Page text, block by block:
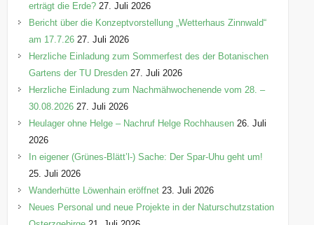
erträgt die Erde? 27. Juli 2026
Bericht über die Konzeptvorstellung „Wetterhaus Zinnwald“
am 17.7.26 27. Juli 2026
Herzliche Einladung zum Sommerfest des der Botanischen
Gartens der TU Dresden 27. Juli 2026
Herzliche Einladung zum Nachmähwochenende vom 28. –
30.08.2026 27. Juli 2026
Heulager ohne Helge – Nachruf Helge Rochhausen 26. Juli
2026
In eigener (Grünes-Blätt’l-) Sache: Der Spar-Uhu geht um!
25. Juli 2026
Wanderhütte Löwenhain eröffnet 23. Juli 2026
Neues Personal und neue Projekte in der Naturschutzstation